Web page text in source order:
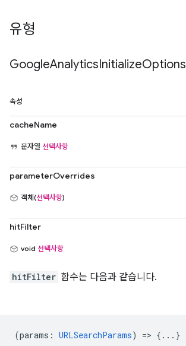
유형
GoogleAnalyticsInitializeOptions
속성
cacheName
문자열 선택사항
parameterOverrides
객체(선택사항)
hitFilter
void 선택사항
hitFilter 함수는 다음과 같습니다.
(params : URLSearchParams) => {...}